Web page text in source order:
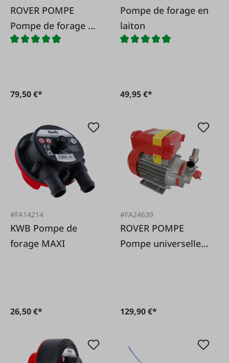
ROVER POMPE
Pompe de forage en
acier inoxydable
79,50 €*
Pompe de forage en
laiton
49,95 €*
#FA14214
KWB Pompe de
forage MAXI
26,50 €*
#FA24639
ROVER POMPE
Pompe universelle,
129,90 €*